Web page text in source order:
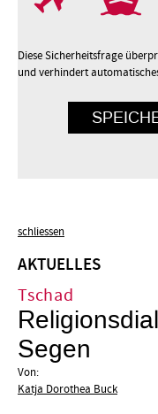
Diese Sicherheitsfrage
und verhindert
schliessen
AKTUELLES
Tschad
Segen
Von:
Katja Dorothea Buck